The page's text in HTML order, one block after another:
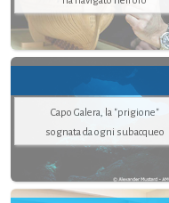
Capo Galera, la "prigione"
sognata da ogni subacqueo